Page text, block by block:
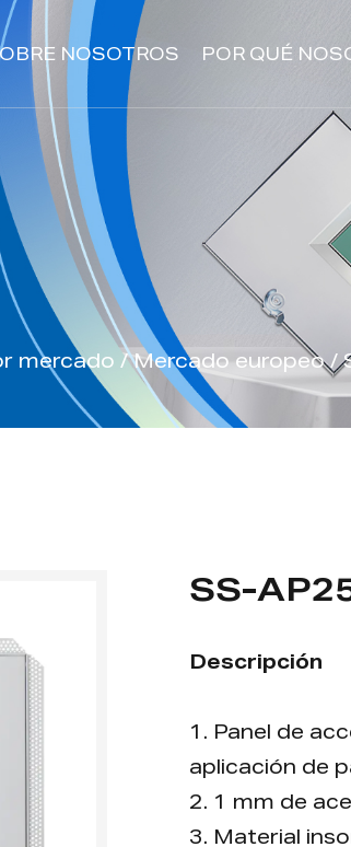
NOSOTROS POR QUÉ
mercado /Mercado europeo/
SS-
Descripción
1. Panel de
aplicación de
2. 1 mm de
3. Material